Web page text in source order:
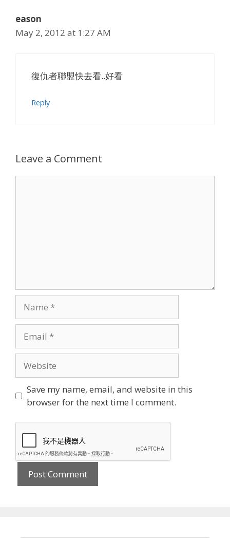
eason
May 2, 2012 at 1:27 AM
復仇者聯盟快去看..好看
Reply
Leave a Comment
Save my name, email, and website in this
browser for the next time I comment.